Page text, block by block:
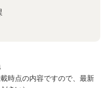
時点の内容ですので、最新